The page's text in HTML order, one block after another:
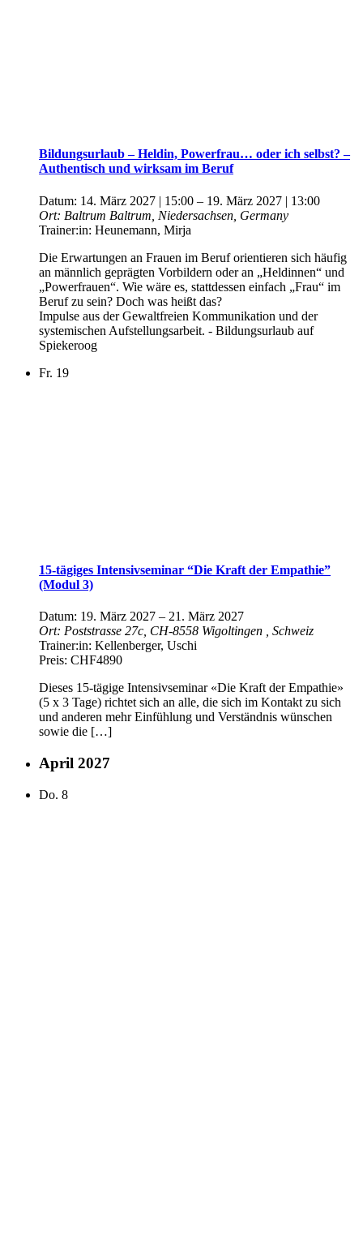
Bildungsurlaub – Heldin, Powerfrau… oder ich selbst? –
Authentisch und wirksam im Beruf
Datum: 14. März 2027 | 15:00 – 19. März 2027 | 13:00
Ort: Baltrum Baltrum, Niedersachsen, Germany
Trainer:in: Heunemann, Mirja
Die Erwartungen an Frauen im Beruf orientieren sich häufig
an männlich geprägten Vorbildern oder an „Heldinnen“ und
„Powerfrauen“. Wie wäre es, stattdessen einfach „Frau“ im
Beruf zu sein? Doch was heißt das?
Impulse aus der Gewaltfreien Kommunikation und der
systemischen Aufstellungsarbeit. - Bildungsurlaub auf
Spiekeroog
Fr. 19
15-tägiges Intensivseminar “Die Kraft der Empathie”
(Modul 3)
Datum: 19. März 2027 – 21. März 2027
Ort: Poststrasse 27c, CH-8558 Wigoltingen
, Schweiz
Trainer:in: Kellenberger, Uschi
Preis: CHF4890
Dieses 15-tägige Intensivseminar «Die Kraft der Empathie»
(5 x 3 Tage) richtet sich an alle, die sich im Kontakt zu sich
und anderen mehr Einfühlung und Verständnis wünschen
sowie die […]
April 2027
Do. 8